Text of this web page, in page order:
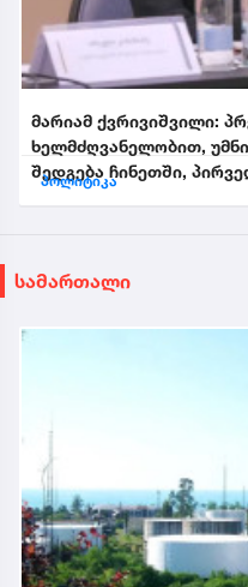
მარიამ ქვრივიშვილი:
ხელმძღვანელობით,
შედგება ჩინეთში,
პოლიტიკა
სამართალი